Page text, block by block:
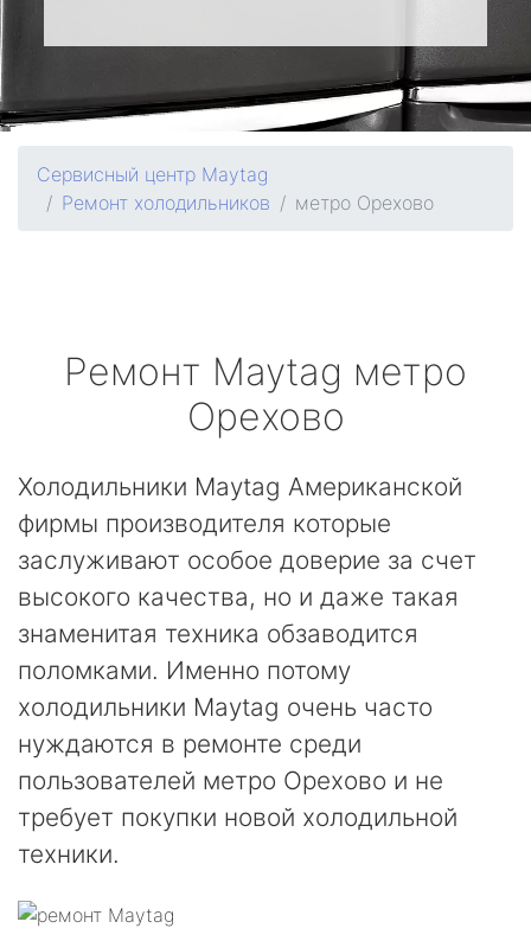
Сервисный центр Maytag
Ремонт холодильников
метро Орехово
Ремонт Maytag метро
Орехово
Холодильники Maytag Американской
фирмы производителя которые
заслуживают особое доверие за счет
высокого качества, но и даже такая
знаменитая техника обзаводится
поломками. Именно потому
холодильники Maytag очень часто
нуждаются в ремонте среди
пользователей метро Орехово и не
требует покупки новой холодильной
техники.